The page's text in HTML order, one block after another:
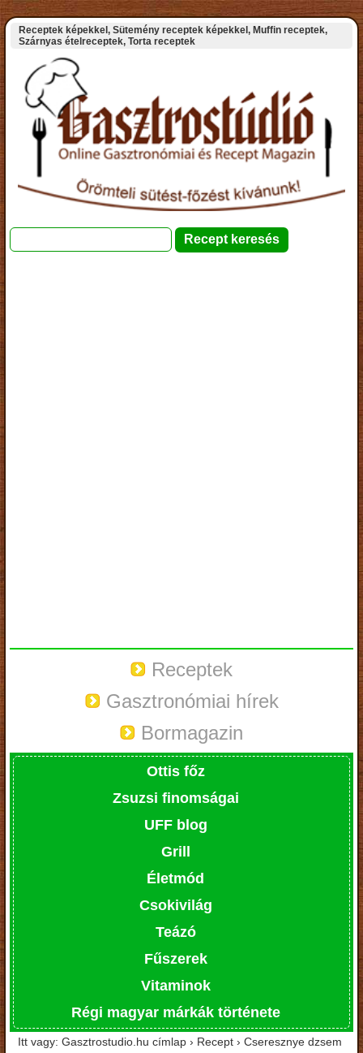
Receptek képekkel, Sütemény receptek képekkel, Muffin receptek,
Szárnyas ételreceptek, Torta receptek
Receptek
Gasztronómiai hírek
Bormagazin
Ottis főz
Zsuzsi finomságai
UFF blog
Grill
Életmód
Csokivilág
Teázó
Fűszerek
Vitaminok
Régi magyar márkák története
Itt vagy: Gasztrostudio.hu címlap › Recept › Cseresznye dzsem